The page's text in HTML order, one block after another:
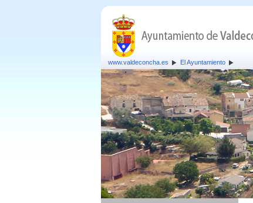
www.valdeconcha.es El Ayuntamiento